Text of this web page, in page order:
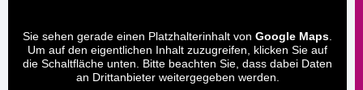
Sie sehen gerade einen Platzhalterinhalt von Google Maps
Um auf den eigentlichen Inhalt zuzugreifen, klicken Sie auf
die Schaltfläche unten. Bitte beachten Sie, dass dabei Daten
an Drittanbieter weitergegeben werden.